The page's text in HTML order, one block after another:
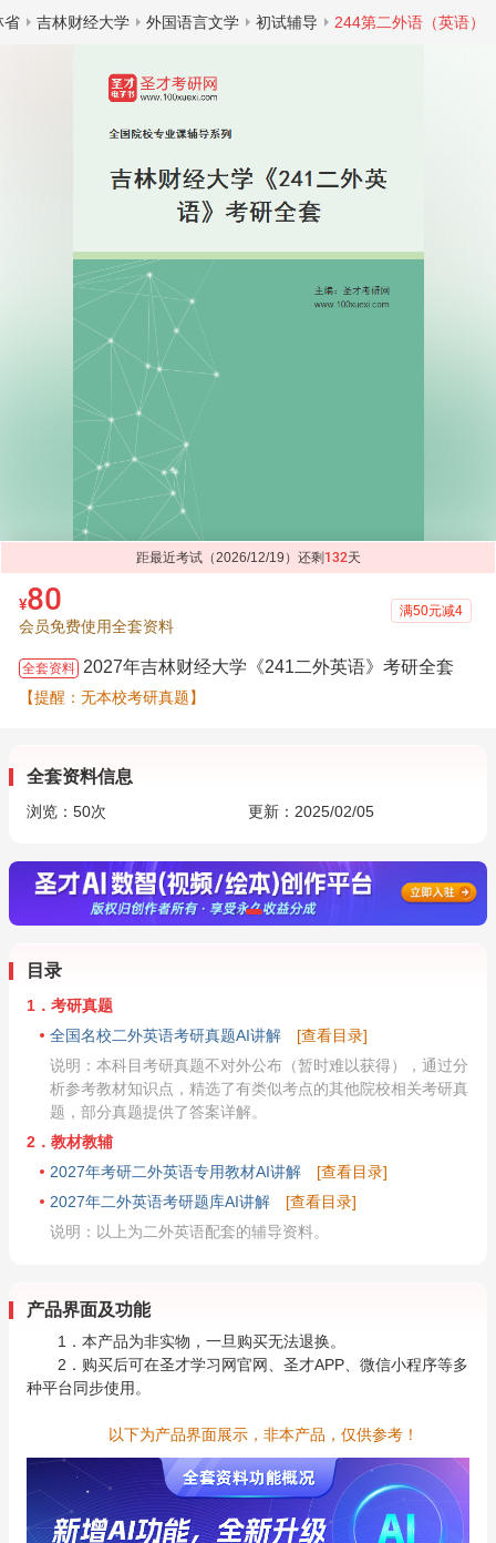
省 吉林财经大学 外国语言文学 初试辅导 244第二外语（英语）
距最近考试（2026/12/19）还剩 132天
¥80
会员免费使用全套资料
满50元减4
全套资料 2027年吉林财经大学《241二外英语》考研全套
【提醒：无本校考研真题】
全套资料信息
浏览： 50次 更新：2025/02/05
目录
1．考研真题
全国名校二外英语考研真题AI讲解
[查看目录]
说明：本科目考研真题不对外公布（暂时难以获得），通过分
析参考教材知识点，精选了有类似考点的其他院校相关考研真
题，部分真题提供了答案详解。
2．教材教辅
2027年考研二外英语专用教材AI讲解
[查看目录]
2027年二外英语考研题库AI讲解
[查看目录]
说明：以上为二外英语配套的辅导资料。
产品界面及功能
1．本产品为非实物，一旦购买无法退换。
2．购买后可在圣才学习网官网、圣才APP、微信小程序等多
种平台同步使用。
以下为产品界面展示，非本产品，仅供参考！